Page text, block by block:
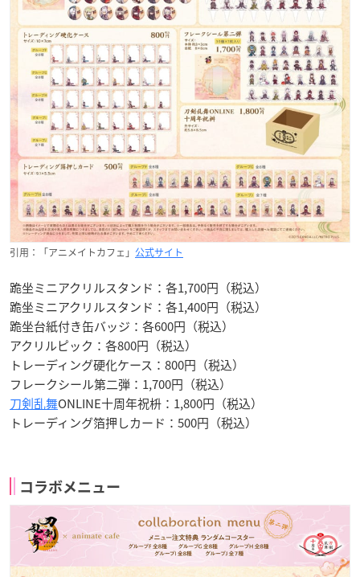
引用：「アニメイトカフェ」 公式サイト
跪坐ミニアクリルスタンド：各1,700円（税込）
跪坐ミニアクリルスタンド：各1,400円（税込）
跪坐台紙付き缶バッジ：各600円（税込）
アクリルピック：各800円（税込）
トレーディング硬化ケース：800円（税込）
フレークシール第二弾：1,700円（税込）
刀剣乱舞ONLINE十周年祝枡：1,800円（税込）
トレーディング箔押しカード：500円（税込）
コラボメニュー